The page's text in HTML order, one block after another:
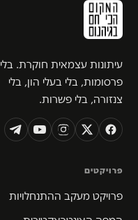
עיתונות עצמאית חוקרת. בלי
פרסומות, בלי בעלי הון, בלי
צנזורה, בלי פשרות.
פרויקטים
פרויקט מעקב ההתנחלויות